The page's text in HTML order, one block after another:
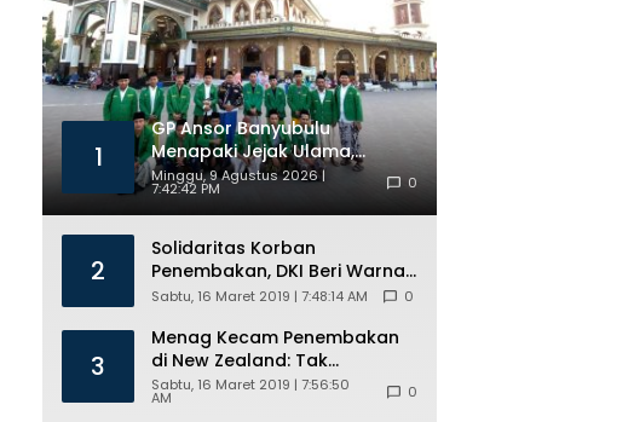
1
GP Ansor Banyubulu
Menapaki Jejak Ulama,
Perkuat Iman dan
Kekompakan Kader Lewat
Tour Religi
Minggu, 9 Agustus 2026 |
7:42:42 PM 0
2
Solidaritas Korban
Penembakan, DKI Beri Warna
Bendera New Zealand di JPO
Sabtu, 16 Maret 2019 | 7:48:14 AM 0
3
Menag Kecam Penembakan
di New Zealand: Tak
Berperikemanusiaan!
Sabtu, 16 Maret 2019 | 7:56:50
AM 0